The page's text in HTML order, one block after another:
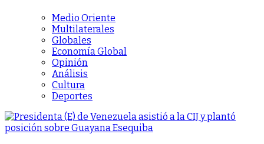
Medio Oriente
Multilaterales
Globales
Economía Global
Opinión
Análisis
Cultura
Deportes